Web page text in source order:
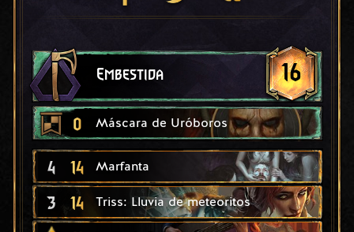
Embestida 16
0 Máscara de Uróboros
4 14 Marfanta
3 14 Triss: Lluvia de meteoritos